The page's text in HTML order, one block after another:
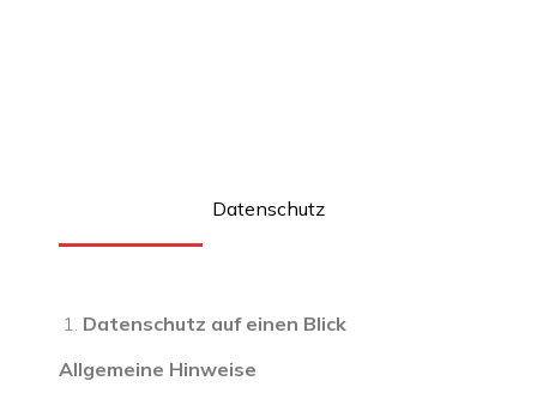
Datenschutz
Datenschutz auf einen Blick
Allgemeine Hinweise